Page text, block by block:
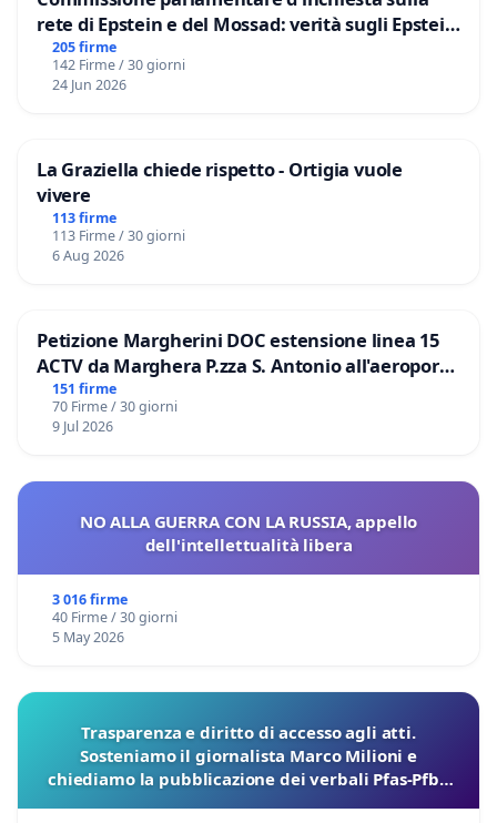
rete di Epstein e del Mossad: verità sugli Epstein
Files
205 firme
142 Firme / 30 giorni
24 Jun 2026
La Graziella chiede rispetto - Ortigia vuole
vivere
113 firme
113 Firme / 30 giorni
6 Aug 2026
Petizione Margherini DOC estensione linea 15
ACTV da Marghera P.zza S. Antonio all'aeroporto
Marco Polo tariffa a € 1,50
151 firme
70 Firme / 30 giorni
9 Jul 2026
NO ALLA GUERRA CON LA RUSSIA, appello
dell'intellettualità libera
3 016 firme
40 Firme / 30 giorni
5 May 2026
Trasparenza e diritto di accesso agli atti.
Sosteniamo il giornalista Marco Milioni e
chiediamo la pubblicazione dei verbali Pfas-Pfba